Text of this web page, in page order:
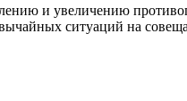
и увеличению
ситуаций на